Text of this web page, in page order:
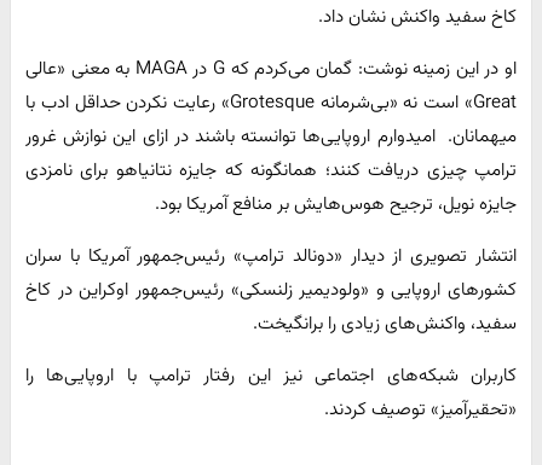
کاخ سفید واکنش نشان داد.
او در این زمینه نوشت: گمان می‌کردم که G در MAGA به معنی «عالی
Great» است نه «بی‌شرمانه Grotesque» رعایت نکردن حداقل ادب با
میهمانان. امیدوارم اروپایی‌ها توانسته باشند در ازای این نوازش غرور
ترامپ چیزی دریافت کنند؛ همانگونه که جایزه نتانیاهو برای نامزدی
جایزه نویل، ترجیح هوس‌هایش بر منافع آمریکا بود.
انتشار تصویری از دیدار «دونالد ترامپ» رئیس‌جمهور آمریکا با سران
کشورهای اروپایی و «ولودیمیر زلنسکی» رئیس‌جمهور اوکراین در کاخ
سفید، واکنش‌های زیادی را برانگیخت.
کاربران شبکه‌های اجتماعی نیز این رفتار ترامپ با اروپایی‌ها را
«تحقیرآمیز» توصیف کردند.